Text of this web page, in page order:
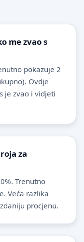
me zvao s
pokazuje 2
Ovdje
je zvao i vidjeti
za
Trenutno
Veća razlika
procjenu.